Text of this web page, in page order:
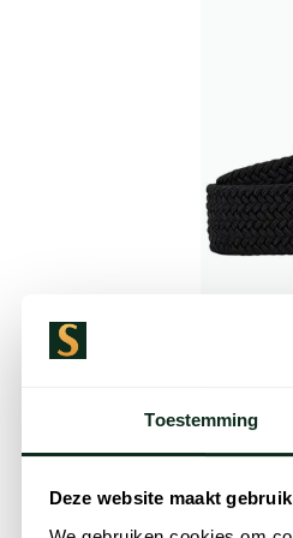
Toestemming
Deze website maaktstijlvol